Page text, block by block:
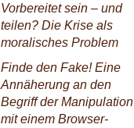
Vorbereitet sein – und
teilen? Die Krise als
moralisches Problem
Finde den Fake! Eine
Annäherung an den
Begriff der Manipulation
mit einem Browser-